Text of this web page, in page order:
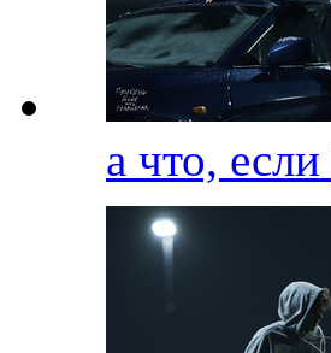
а что, если